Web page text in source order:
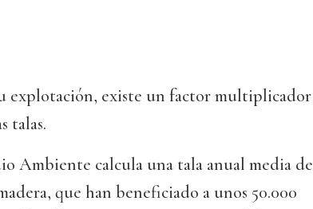
explotación, existe un factor multiplicador
talas.
Ambiente calcula una tala anual media de
que han beneficiado a unos 50.000